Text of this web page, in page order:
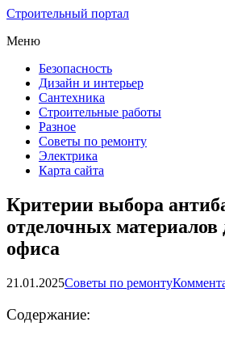
Строительный портал
Меню
Безопасность
Дизайн и интерьер
Сантехника
Строительные работы
Разное
Советы по ремонту
Электрика
Карта сайта
Критерии выбора
отделочных материалов
офиса
21.01.2025Советы по ремонту
Содержание: